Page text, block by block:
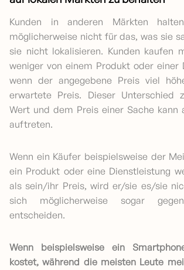
Kunden in anderen Märkten
möglicherweise nicht für das, was sie
sie nicht lokalisieren. Kunden kaufen
weniger von einem Produkt oder einer
wenn der angegebene Preis viel
erwartete Preis. Dieser Unterschied
Wert und dem Preis einer Sache kann
auftreten.
Wenn ein Käufer beispielsweise der
ein Produkt oder eine Dienstleistung
als sein/ihr Preis, wird er/sie es/sie
sich möglicherweise sogar
entscheiden.
Wenn beispielsweise ein
kostet, während die meisten Leute